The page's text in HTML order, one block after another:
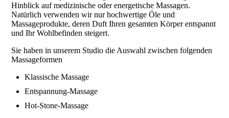
Hinblick auf medizinische oder energetische Massagen.
Natürlich verwenden wir nur hochwertige Öle und
Massageprodukte, deren Duft Ihren gesamten Körper entspannt
und Ihr Wohlbefinden steigert.
Sie haben in unserem Studio die Auswahl zwischen folgenden
Massageformen
Klassische Massage
Entspannung-Massage
Hot-Stone-Massage